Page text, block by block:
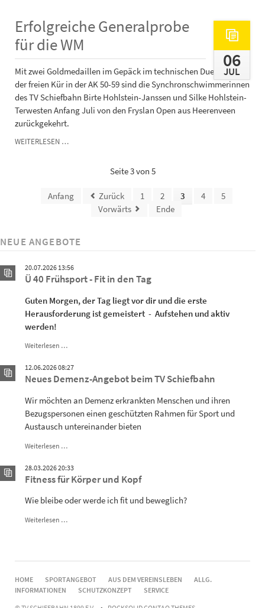
WASSERMATSCHTAG
BEIM
TV
SCHIEFBAHN
Erfolgreiche Generalprobe
für die WM
06
JUL
Mit zwei Goldmedaillen im Gepäck im technischen Duett und in
der freien Kür in der AK 50-59 sind die Synchronschwimmerinnen
des TV Schiefbahn Birte Hohlstein-Janssen und Silke Hohlstein-
Terwesten Anfang Juli von den Fryslan Open aus Heerenveen
zurückgekehrt.
WEITERLESEN …ERFOLGREICHE
Seite 3 von 5
Anfang Zurück 1 2 3 4
5
Vorwärts
Ende
NEUE ANGEBOTE
20.07.2026 13:56
Ü 40 Frühsport - Fit in den Tag
Guten Morgen, der Tag liegt vor dir und die erste
Herausforderung ist gemeistert - Aufstehen und aktiv
werden!
Weiterlesen …Ü
Frühsport
den
Tag
12.06.2026 08:27
Neues Demenz-Angebot beim TV Schiefbahn
Wir möchten an Demenz erkrankten Menschen und ihren
Bezugspersonen einen geschützten Rahmen für Sport und
Austausch untereinander bieten
Weiterlesen …
Angebot
beim
TV
Schiefbahn
28.03.2026 20:33
Fitness für Körper und Kopf
Wie bleibe oder werde ich fit und beweglich?
Weiterlesen …Fitness
Kopf
NAVIGATION
ÜBERSPRINGEN
HOME SPORTANGEBOT AUS DEM VEREINSLEBEN
ALLG.
INFORMATIONEN
SCHUTZKONZEPT
SERVICE